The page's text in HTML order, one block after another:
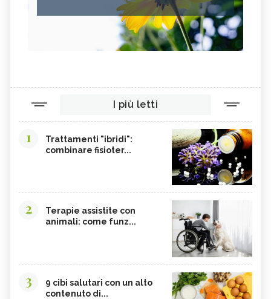
I più letti
1
Trattamenti "ibridi":
combinare fisioter...
2
Terapie assistite con
animali: come funz...
3
9 cibi salutari con un alto
contenuto di...